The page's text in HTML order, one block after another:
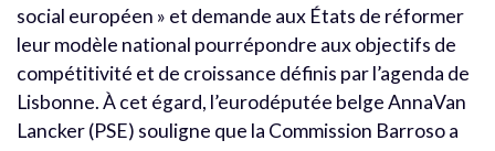
social européen » et demande aux États de réformer
leur modèle national pourrépondre aux objectifs de
compétitivité et de croissance définis par l’agenda de
Lisbonne. À cet égard, l’eurodéputée belge AnnaVan
Lancker (PSE) souligne que la Commission Barroso a